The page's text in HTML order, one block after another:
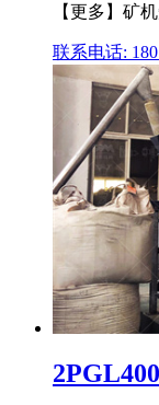
【更多】矿
联系电话: 180